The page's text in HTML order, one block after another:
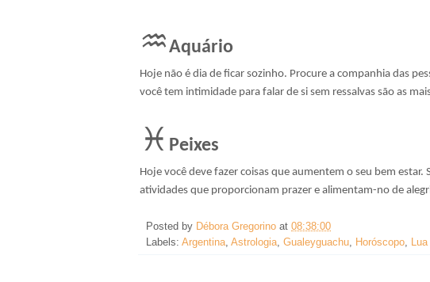
♒Aquário
Hoje não é dia de ficar sozinho. Procure a companhia das
você tem intimidade para falar de si sem ressalvas são as
♓ Peixes
Hoje você deve fazer coisas que aumentem o seu bem
atividades que proporcionam prazer e alimentam-no de
Posted by Débora Gregorino at 08:38:00
Labels: Argentina Astrologia Gualeyguachu Horóscopo